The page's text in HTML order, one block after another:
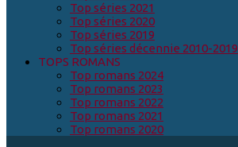
Top séries 2021
Top séries 2020
Top séries 2019
Top séries décennie 2010-2019
TOPS ROMANS
Top romans 2024
Top romans 2023
Top romans 2022
Top romans 2021
Top romans 2020